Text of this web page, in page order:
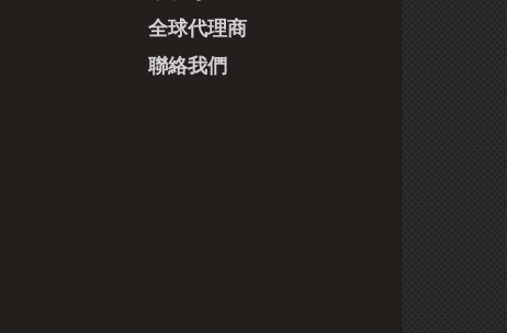
全球代理商
聯絡我們